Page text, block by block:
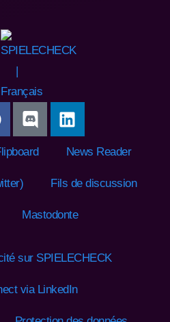
News Reader
Fils de discussion
Mastodonte
sur SPIELECHECK
via LinkedIn